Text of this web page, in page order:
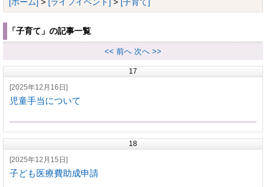
「子育て」の記事一覧
<< 前へ 次へ >>
17
[2025年12月16日]
児童手当について
18
[2025年12月15日]
子ども医療費助成申請